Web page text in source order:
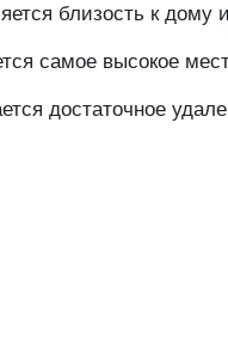
близость к дому
самое высокое
достаточное